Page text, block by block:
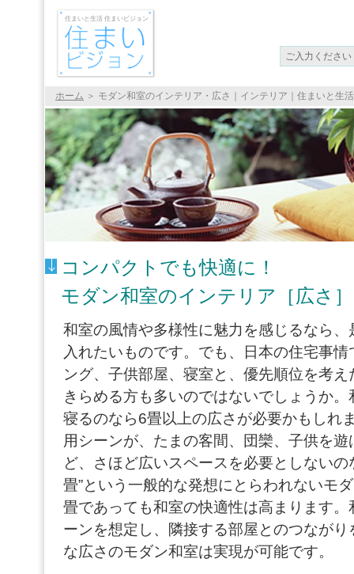
住まいと生活 住まいビジョン
ホーム ＞ モダン和室のインテリア・広さ｜インテリア｜住まいと生活
コンパクトでも快適に！
モダン和室のインテリア［広さ］
和室の風情や多様性に魅力を感じるなら
入れたいものです。でも、日本の住宅事
ング、子供部屋、寝室と、優先順位を考
きらめる方も多いのではないでしょうか
寝るのなら6畳以上の広さが必要かもしれ
用シーンが、たまの客間、団欒、子供を
ど、さほど広いスペースを必要としないの
畳”という一般的な発想にとらわれないモ
畳であっても和室の快適性は高まります
ーンを想定し、隣接する部屋とのつなが
な広さのモダン和室は実現が可能です。